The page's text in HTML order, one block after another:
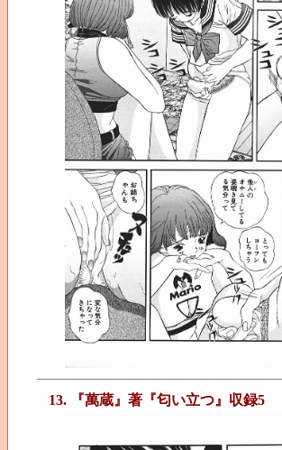
13. 『萬蔵』著『匂い立つ』収録5